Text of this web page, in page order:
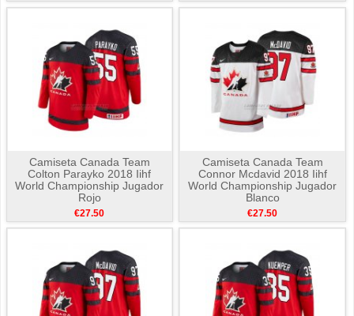
Camiseta Canada Team
Colton Parayko 2018 Iihf
World Championship Jugador
Rojo
€27.50
Camiseta Canada Team
Connor Mcdavid 2018 Iihf
World Championship Jugador
Blanco
€27.50